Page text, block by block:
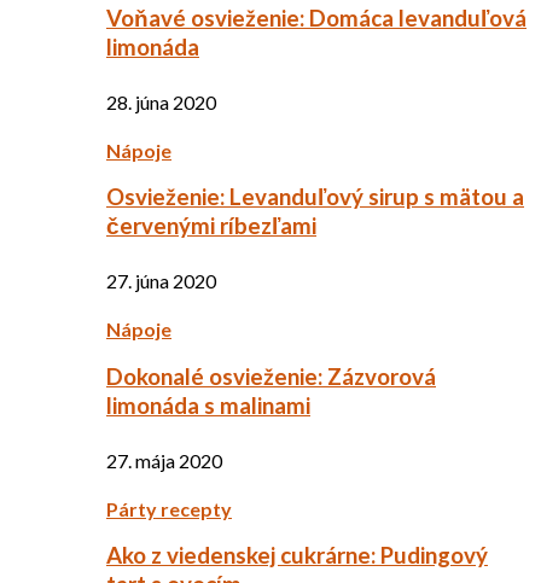
Voňavé osvieženie: Domáca levanduľová
limonáda
28. júna 2020
Nápoje
Osvieženie: Levanduľový sirup s mätou a
červenými ríbezľami
27. júna 2020
Nápoje
Dokonalé osvieženie: Zázvorová
limonáda s malinami
27. mája 2020
Párty recepty
Ako z viedenskej cukrárne: Pudingový